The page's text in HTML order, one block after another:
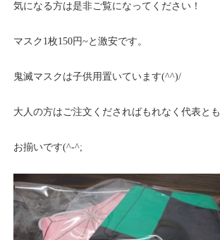
気になる方は是非ご覧になってください！
マスク1枚150円~と激安です。
鬼滅マスクは子供用置いています(^^)/
大人の方はご注文くださればもれなく代表とも
お揃いです(^-^;